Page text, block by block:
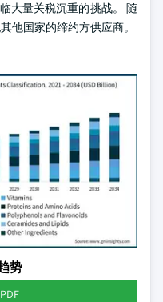
大量关税沉重的挑战。 随
他国家的缔约方供应商。
势